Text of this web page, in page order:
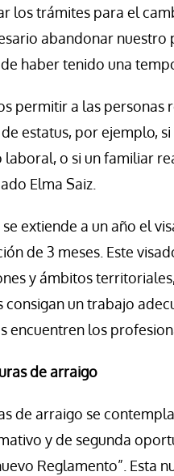
los trámites para el
abandonar
haber tenido una
permitir a las personas
estatus, por ejemplo,
laboral, o si un familiar
Elma Saiz.
extiende a un año el
de 3 meses. Este
y ámbitos
consigan un trabajo
encuentren los
de arraigo
de arraigo se
y de segunda
Reglamento”. Esta